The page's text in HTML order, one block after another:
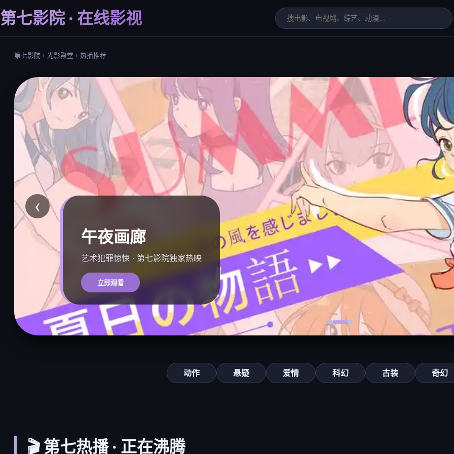
第七影院 · 在线影视
第七影院 › 光影殿堂 › 热播推荐
午夜画廊
艺术犯罪惊悚 · 第七影院独家热映
立即观看
‹
动作 悬疑 爱情 科幻 古装 奇幻
🎬 第七热播 · 正在沸腾